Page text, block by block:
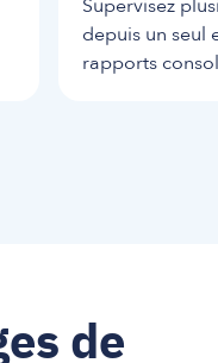
Supervisez
depuis un seul
rapports